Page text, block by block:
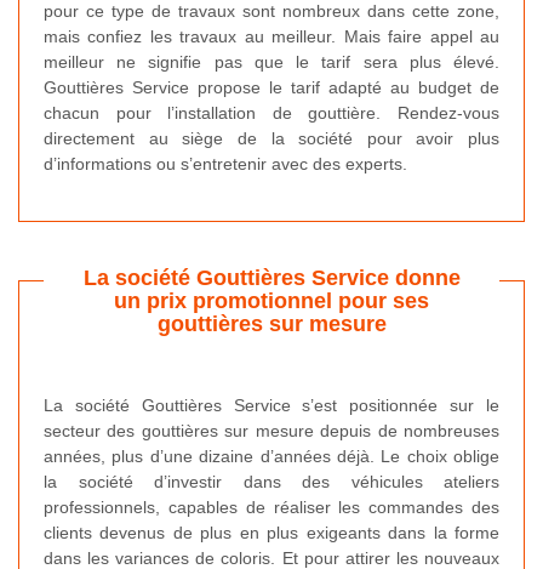
pour ce type de travaux sont nombreux dans cette zone,
mais confiez les travaux au meilleur. Mais faire appel au
meilleur ne signifie pas que le tarif sera plus élevé.
Gouttières Service propose le tarif adapté au budget de
chacun pour l’installation de gouttière. Rendez-vous
directement au siège de la société pour avoir plus
d’informations ou s’entretenir avec des experts.
La société Gouttières Service donne
un prix promotionnel pour ses
gouttières sur mesure
La société Gouttières Service s’est positionnée sur le
secteur des gouttières sur mesure depuis de nombreuses
années, plus d’une dizaine d’années déjà. Le choix oblige
la société d’investir dans des véhicules ateliers
professionnels, capables de réaliser les commandes des
clients devenus de plus en plus exigeants dans la forme
dans les variances de coloris. Et pour attirer les nouveaux